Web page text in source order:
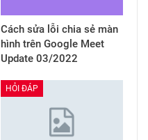
Cách sửa lỗi chia sẻ màn
hình trên Google Meet
Update 03/2022
HỎI ĐÁP